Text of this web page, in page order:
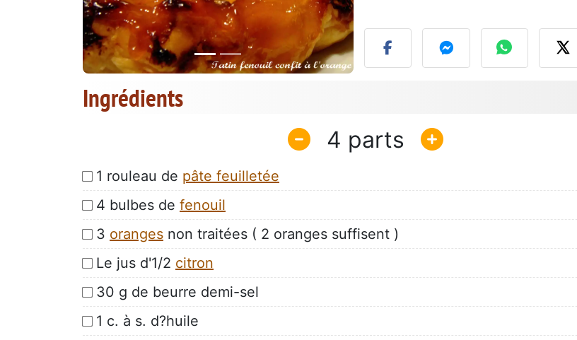
Ingrédients
4
1 rouleau de pâte feuilletée
4 bulbes de fenouil
3 oranges non traitées ( 2 oranges suffisent )
Le jus d'1/2 citron
30 g de beurre demi-sel
1 c. à s. d?huile